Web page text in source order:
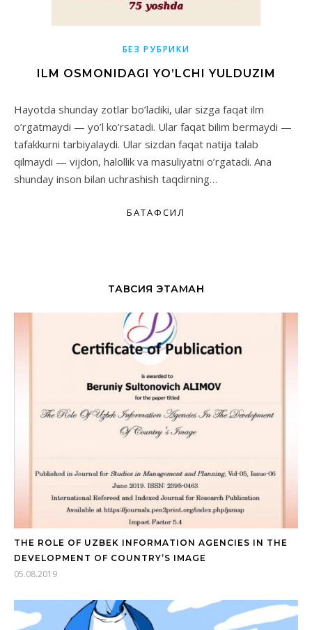
БЕЗ РУБРИКИ
ILM OSMONIDAGI YO’LCHI YULDUZIM
Hayotda shunday zotlar bo’ladiki, ular sizga faqat ilm
o’rgatmaydi — yo’l ko’rsatadi. Ular faqat bilim bermaydi —
tafakkurni tarbiyalaydi. Ular sizdan faqat natija talab
qilmaydi — vijdon, halollik va masuliyatni o’rgatadi. Ana
shunday inson bilan uchrashish taqdirning…
БАТАФСИЛ
ТАВСИЯ ЭТАМАН
THE ROLE OF UZBEK INFORMATION AGENCIES IN THE
DEVELOPMENT OF COUNTRY’S IMAGE
05.08.2019